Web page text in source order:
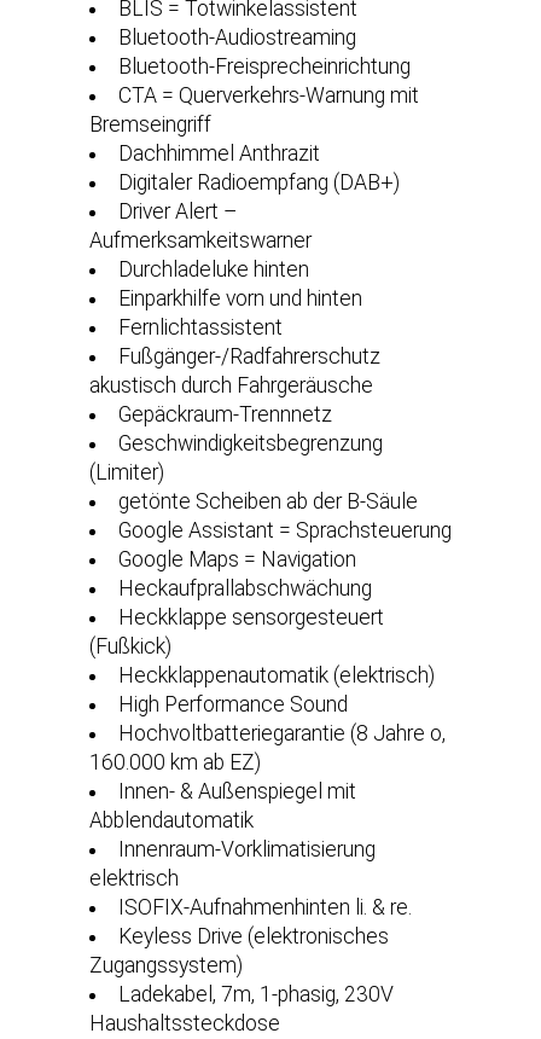
BLIS = Totwinkelassistent
Bluetooth-Audiostreaming
Bluetooth-Freisprecheinrichtung
CTA = Querverkehrs-Warnung mit
Bremseingriff
Dachhimmel Anthrazit
Digitaler Radioempfang (DAB+)
Driver Alert –
Aufmerksamkeitswarner
Durchladeluke hinten
Einparkhilfe vorn und hinten
Fernlichtassistent
Fußgänger-/Radfahrerschutz
akustisch durch Fahrgeräusche
Gepäckraum-Trennnetz
Geschwindigkeitsbegrenzung
(Limiter)
getönte Scheiben ab der B-Säule
Google Assistant = Sprachsteuerung
Google Maps = Navigation
Heckaufprallabschwächung
Heckklappe sensorgesteuert
(Fußkick)
Heckklappenautomatik (elektrisch)
High Performance Sound
Hochvoltbatteriegarantie (8 Jahre o,
160.000 km ab EZ)
Innen- & Außenspiegel mit
Abblendautomatik
Innenraum-Vorklimatisierung
elektrisch
ISOFIX-Aufnahmenhinten li. & re.
Keyless Drive (elektronisches
Zugangssystem)
Ladekabel, 7m, 1-phasig, 230V
Haushaltssteckdose